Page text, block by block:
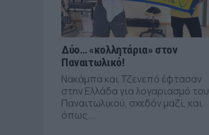
Δύο… «κολλητάρια» στον
Παναιτωλικό!
Νακάμπα και Τζενεπό έφτασαν
στην Ελλάδα για λογαριασμό του
Παναιτωλικού, σχεδόν μαζί, και
όπως...